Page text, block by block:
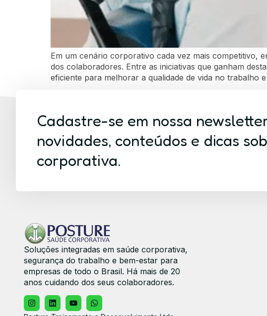
Em um cenário corporativo cada vez mais competitivo,
dos colaboradores. Entre as iniciativas que ganham
eficiente para melhorar a qualidade de vida no trabalho
Cadastre-se em nossa
novidades, conteúdos e dicas
corporativa.
Soluções integradas em saúde corporativa,
segurança do trabalho e bem-estar para
empresas de todo o Brasil. Há mais de 20
anos cuidando dos seus colaboradores.